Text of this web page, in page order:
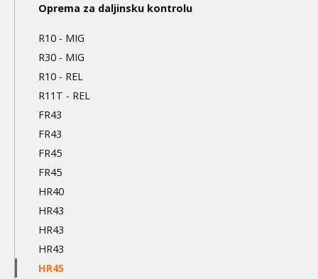
Oprema za daljinsku kontrolu
R10 - MIG
R30 - MIG
R10 - REL
R11T - REL
FR43
FR43
FR45
FR45
HR40
HR43
HR43
HR43
HR45